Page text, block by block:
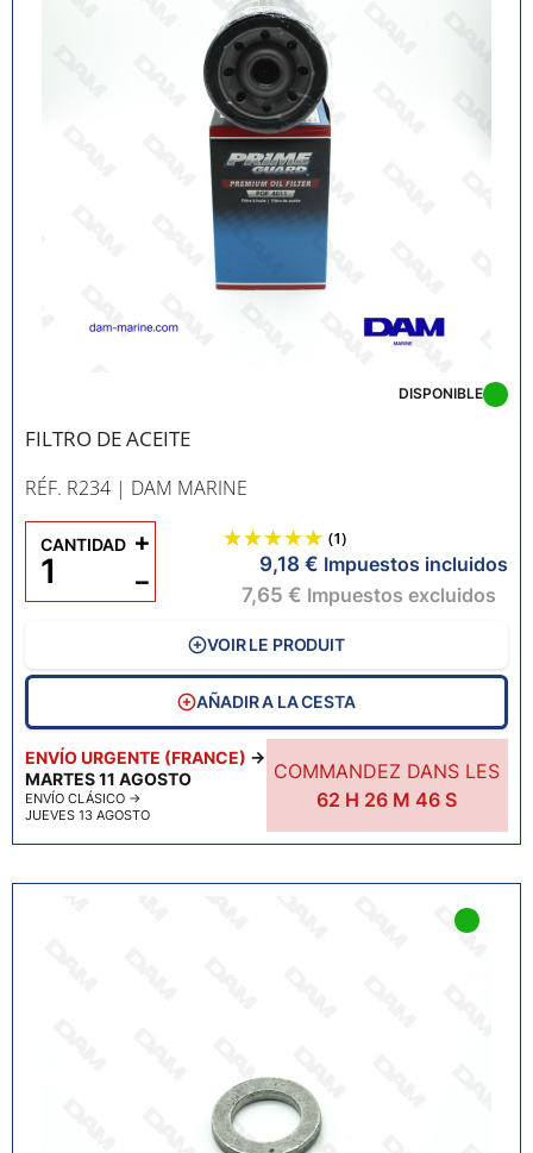
FILTRO DE ACEITE
RÉF. R234 | DAM MARINE
ENVÍO URGENTE (FRANCE) →
MARTES 11 AGOSTO
ENVÍO CLÁSICO →
JUEVES 13 AGOSTO
COMMANDEZ DANS LES
62 H 26 M45 S
DISPONIBLE
(1)
9,18 € Impuestos incluidos
7,65 € Impuestos excluidos
CANTIDAD
−
+
VOIR LE PRODUIT
AÑADIR A LA CESTA